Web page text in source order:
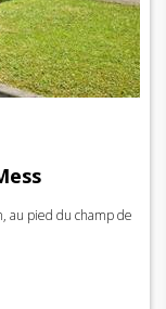
au pied du champ de